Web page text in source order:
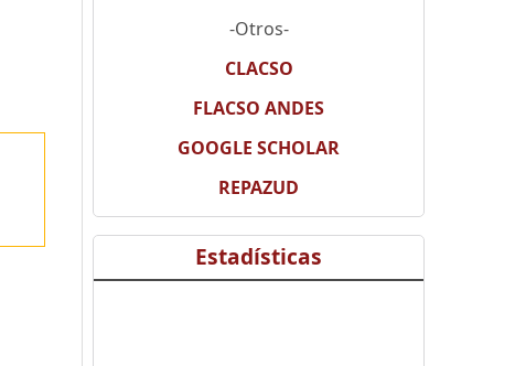
-Otros-
CLACSO
FLACSO ANDES
GOOGLE SCHOLAR
REPAZUD
Estadísticas